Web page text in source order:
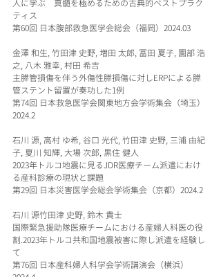
人に学ぶ　真髄を極めるための古典的ベストプラク
ティス
第60回 日本腹部救急医学会総会（福岡）2024.03
金澤 和生, 竹田津 史野, 増田 太郎, 冨田 夏子, 園部 浩
之, 八木 雅幸, 村田 希吉
主膵管損傷を伴う外傷性膵損傷に対しERPによる膵
管ステント留置が奏功した1例
第74回 日本救急医学会関東地方会学術集会（埼玉）
2024.2
石川 源, 高村 ゆ希, 谷口 光代, 竹田津 史野, 三浦 由紀
子, 夏川 知輝, 大場 次郎, 黒住 健人
2023年トルコ地震に見るJDR医療チーム派遣におけ
る産科診療の現状と課題
第29回 日本災害医学会総会学術集会（京都）2024.2
石川 源竹田津 史野, 鈴木 貴士
国際緊急援助隊医療チームにおける産婦人科医の役
割.2023年トルコ共和国地震被害に際し派遣を経験し
て
第76回 日本産科婦人科学会学術講演会（横浜）